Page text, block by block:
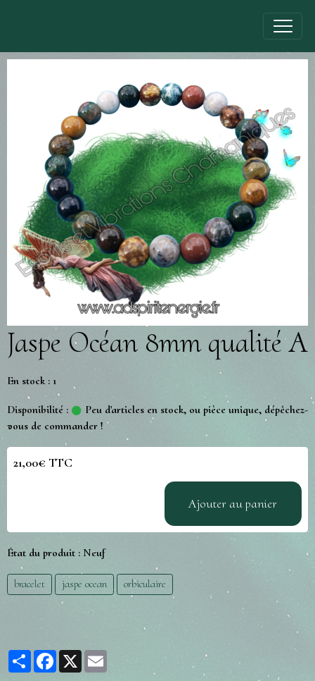
Jaspe Océan 8mm qualité A
En stock : 1
Disponibilité :
Peu d'articles en stock, ou pièce unique, dépêchez-
vous de commander !
21,00€ TTC
Ajouter au panier
État du produit : Neuf
bracelet jaspe ocean orbiculaire
PartagerFacebook
X